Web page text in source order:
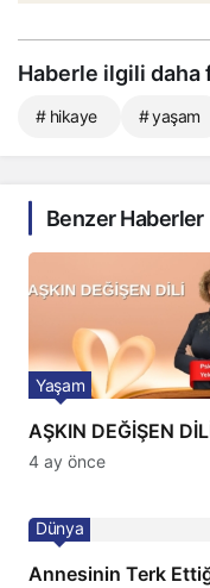
Haberle ilgili daha
# hikaye # yaşam
Benzer Haberler
AŞKIN DEĞİŞEN
Yaşam
4 ay önce
Annesinin Terk
Dünya